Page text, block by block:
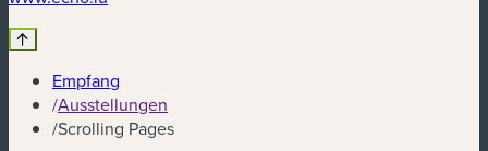
Empfang
/Ausstellungen
/Scrolling Pages